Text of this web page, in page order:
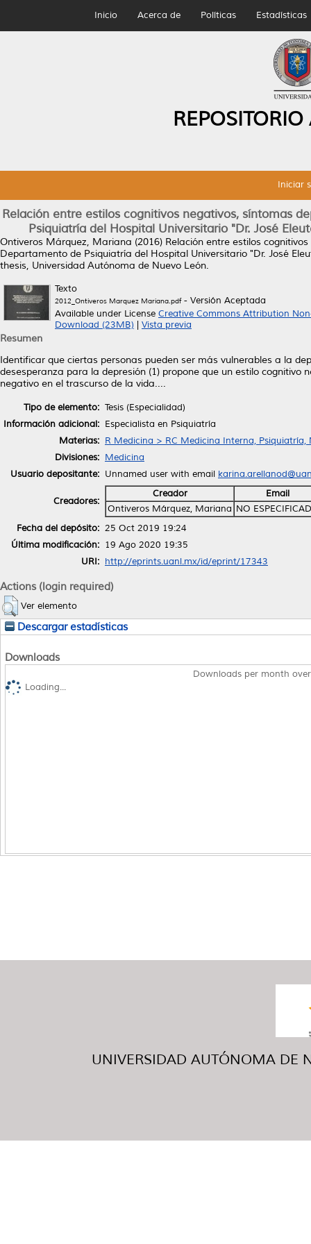
Inicio Acerca de Políticas Estadísticas
Iniciar
Relación entre estilos cognitivos negativos, síntomas
Psiquiatría del Hospital Universitario "Dr. José
Ontiveros Márquez, Mariana (2016) Relación entre estilos
Departamento de Psiquiatría del Hospital Universitario "Dr. José
thesis, Universidad Autónoma de Nuevo León.
Texto
2012_Ontiveros Marquez Mariana.pdf- Versión Aceptada
Available under License Creative Commons Attribution
Download (23MB)
Vista previa
Resumen
Identificar que ciertas personas pueden ser más vulnerables a la
desesperanza para la depresión (1) propone que un estilo
negativo en el trascurso de la vida....
Tipo de elemento: Tesis (Especialidad)
Información adicional: Especialista en Psiquiatría
Materias: R Medicina > RC Medicina Interna, Psiquiatría,
Divisiones: Medicina
Usuario depositante: Unnamed user with email
Creadores:
Creador
Email
Ontiveros Márquez, Mariana NO
Fecha del depósito: 25 Oct 2019 19:24
Última modificación: 19 Ago 2020 19:35
URI: http://eprints.uanl.mx/id/eprint/17343
Actions (login required)
Ver elemento
Descargar estadísticas
Downloads
Downloads per month
Loading...
UNIVERSIDAD AUTÓNOMA DE